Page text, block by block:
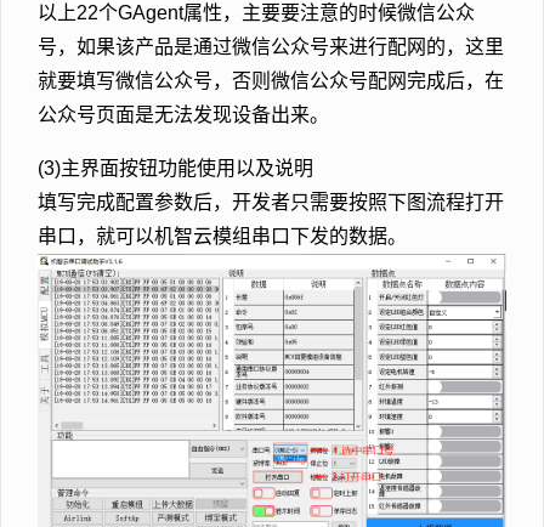
以上22个GAgent属性，主要要注意的时候微信公众
号，如果该产品是通过微信公众号来进行配网的，这里
就要填写微信公众号，否则微信公众号配网完成后，在
公众号页面是无法发现设备出来。
(3)主界面按钮功能使用以及说明
填写完成配置参数后，开发者只需要按照下图流程打开
串口，就可以机智云模组串口下发的数据。